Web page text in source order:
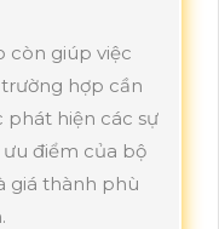
còn giúp việc
hợp cần
phát hiện các sự
điểm của bộ
giá thành phù